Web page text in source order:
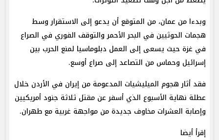
وبدءا من عمان، من المتوقع أن يدعو إلى الاستقرار وسط
هجمات الحوثيين في البحر الأحمر والتوقف الفوري في الصراع
في غزة حيث يسعى إلى العمل دبلوماسيا لمنع الحرب بين
إسرائيل وحماس من التصاعد إلى صراع أوسع.
فقد أثار هجوم الميليشيات المدعومة من إيران في الأردن خلال
عطلة نهاية الأسبوع الذي أسفر عن مقتل ثلاثة جنود أمريكيين
وإصابة العشرات مخاوف جديدة من مواجهة غربية مع طهران.
إقرأ أيضا